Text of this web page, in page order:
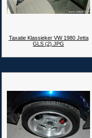
Taxatie Klassieker VW 1980 Jetta
GLS (2).JPG